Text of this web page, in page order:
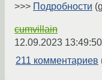
>>> Подробности
cumvillain
12.09.2023
211 комментариев